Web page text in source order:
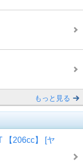
もっと見る
【206cc】 [ヤ